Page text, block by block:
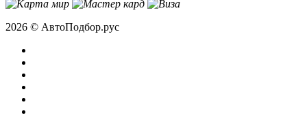
2026 © АвтоПодбор.рус